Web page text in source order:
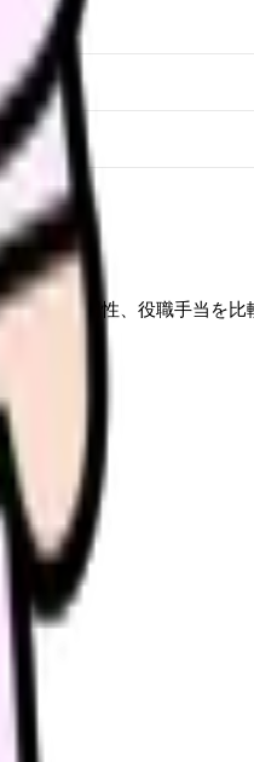
期の専門性、役職手当を比